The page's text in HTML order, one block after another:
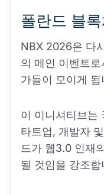
폴란드 블
NBX 2026은 다
의 메인 이벤트
가들이 모이게 됩
이 이니셔티브는
타트업, 개발자
드가 웹3.0 인재
될 것임을 강조합